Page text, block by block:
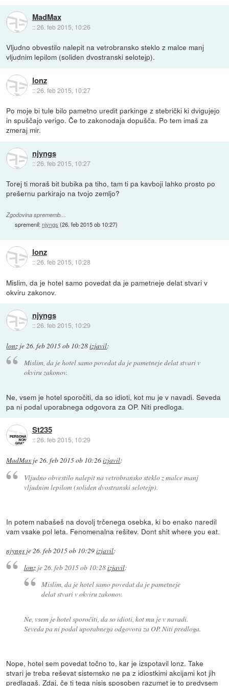
MadMax
::26. feb 2015, 10:26
Vljudno obvestilo nalepit na vetrobransko steklo z malce manj
vljudnim lepilom (soliden dvostranski selotejp).
lonz
::26. feb 2015, 10:27
Po moje bi tule bilo pametno uredit parkinge z stebrički ki dvigujejo
in spuščajo verigo. Če to zakonodaja dopušča. Po tem imaš za
zmeraj mir.
njyngs
::26. feb 2015, 10:27
Torej ti moraš bit bubika pa tiho, tam ti pa kavboji lahko prosto po
prešernu parkirajo na tvojo zemljo?
Zgodovina sprememb…
spremenil:njyngs (26. feb 2015 ob 10:27)
lonz
::26. feb 2015, 10:28
Mislim, da je hotel samo povedat da je pametneje delat stvari v
okviru zakonov.
njyngs
::26. feb 2015, 10:29
lonz je 26. feb 2015 ob 10:28izjavil:
Mislim, da je hotel samo povedat da je pametneje delat stvari v
okviru zakonov.
Ne, vsem je hotel sporočiti, da so idioti, kot mu je v navadi. Seveda
pa ni podal uporabnega odgovora za OP. Niti predloga.
St235
::26. feb 2015, 10:29
MadMax je26. feb 2015 ob 10:26izjavil:
Vljudno obvestilo nalepit na vetrobransko steklo z malce manj
vljudnim lepilom (soliden dvostranski selotejp).
In potem nabašeš na dovolj trčenega osebka, ki bo enako naredil
vam vsake pol leta. Fenomenalna rešitev. Dont shit where you eat.
njyngs je 26. feb 2015 ob 10:29izjavil:
lonzje26. feb 2015 ob 10:28izjavil:
Mislim, da je hotel samo povedat da je pametneje
delat stvari v okviru zakonov.
Ne, vsem je hotel sporočiti, da so idioti, kot mu je v navadi.
Seveda pa ni podal uporabnega odgovora za OP. Niti predloga.
Nope, hotel sem povedat točno to, kar je izspotavil lonz. Take
stvari je treba reševat sistemsko ne pa z idiostkimi akcijami kot jih
predlagaš. Zdaj, če ti tega nisis sposoben razumet je to predvsem